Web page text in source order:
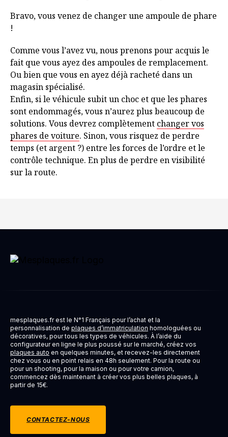
Bravo, vous venez de changer une ampoule de phare
!
Comme vous l’avez vu, nous prenons pour acquis le
fait que vous ayez des ampoules de remplacement.
Ou bien que vous en ayez déjà racheté dans un
magasin spécialisé.
Enfin, si le véhicule subit un choc et que les phares
sont endommagés, vous n’aurez plus beaucoup de
solutions. Vous devrez complètement changer vos
phares de voiture. Sinon, vous risquez de perdre
temps (et argent ?) entre les forces de l’ordre et le
contrôle technique. En plus de perdre en visibilité
sur la route.
mesplaques.fr est le N°1 Français pour l’achat et la
personnalisation de plaques d’immatriculation homologuées ou
décoratives, pour tous les types de véhicules. À l’aide du
configurateur en ligne le plus poussé sur le marché, créez vos
plaques auto en quelques minutes, et recevez-les directement
chez vous ou en point relais en 48h seulement. Pour la route ou
pour un shooting, pour la maison ou pour votre camion,
commencez dès maintenant à créer vos plus belles plaques, à
partir de 15€.
CONTACTEZ-NOUS